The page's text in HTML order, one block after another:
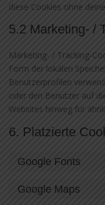
diese Cookies ohne
5.2 Marketing- /
Marketing- / Tracking-
Form der lokalen
Benutzerprofilen
oder den Benutzer auf
Websites hinweg für
6. Platzierte
Google Fonts
Google Maps